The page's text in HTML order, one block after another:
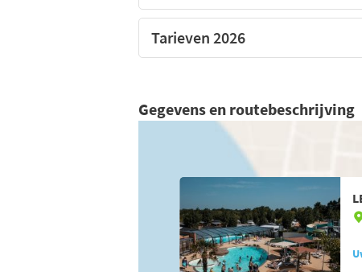
Tarieven 2026
Gegevens en routebeschrijving